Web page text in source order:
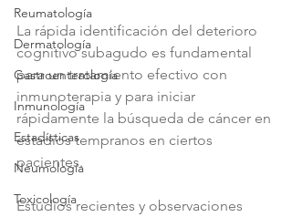
Reumatología
Dermatología
Gastroenterología
Inmunología
Estadísticas
Neumología
Toxicología
La rápida identificación del deterioro
cognitivo subagudo es fundamental
para un tratamiento efectivo con
inmunoterapia y para iniciar
rápidamente la búsqueda de cáncer en
estadios tempranos en ciertos
pacientes.
Estudios recientes y observaciones